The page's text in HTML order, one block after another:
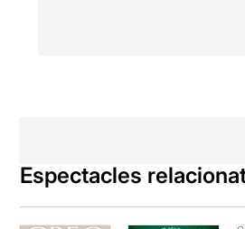
Espectacles